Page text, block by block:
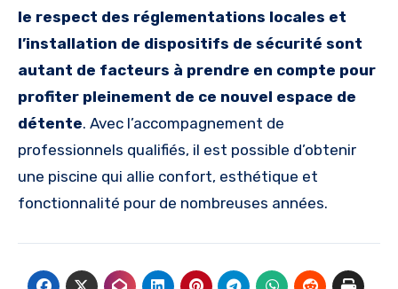
le respect des réglementations locales et
l’installation de dispositifs de sécurité sont
autant de facteurs à prendre en compte pour
profiter pleinement de ce nouvel espace de
détente. Avec l’accompagnement de
professionnels qualifiés, il est possible d’obtenir
une piscine qui allie confort, esthétique et
fonctionnalité pour de nombreuses années.